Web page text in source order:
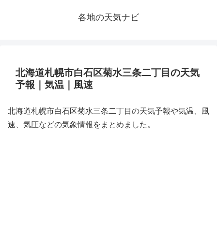
各地の天気ナビ
北海道札幌市白石区菊水三条二丁目の天気
予報｜気温｜風速
北海道札幌市白石区菊水三条二丁目の天気予報や気温、風
速、気圧などの気象情報をまとめました。